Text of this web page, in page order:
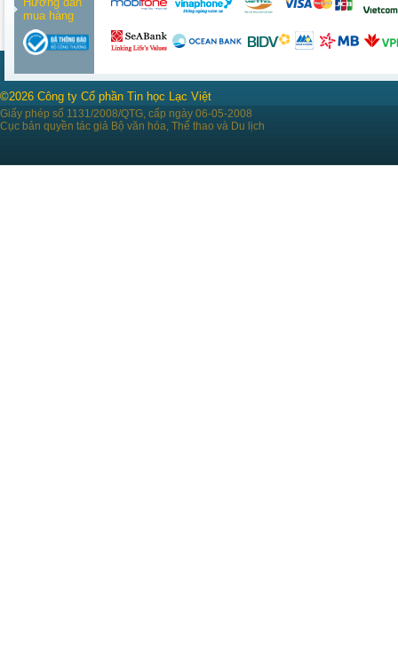
mua hàng
©2026 Công ty Cổ phần Tin học Lạc Việt
Giấy phép số 1131/2008/QTG, cấp ngày 06-05-2008
Cục bản quyền tác giả Bộ văn hóa, Thể thao và Du lịch